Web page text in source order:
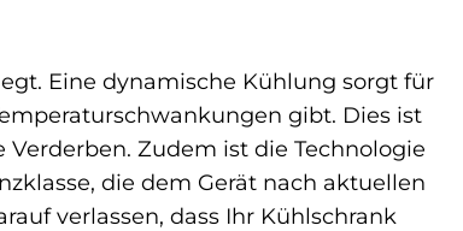
Eine dynamische Kühlung sorgt für
gibt. Dies ist
Zudem ist die Technologie
die dem Gerät nach aktuellen
verlassen, dass Ihr Kühlschrank